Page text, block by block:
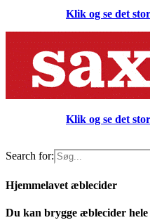
Klik og se det
Klik og se det
Search for:
Hjemmelavet æblecider
Du kan brygge æblecider